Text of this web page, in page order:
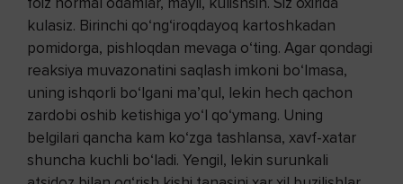
kulasiz. Birinchi qo‘ng‘iroqdayoq kartoshkadan
pomidorga, pishloqdan mevaga o‘ting. Agar qondagi
reaksiya muvazonatini saqlash imkoni bo‘lmasa,
uning ishqorli bo‘lgani ma’qul, lekin hech qachon
zardobi oshib ketishiga yo‘l qo‘ymang. Uning
belgilari qancha kam ko‘zga tashlansa, xavf-xatar
shuncha kuchli bo‘ladi. Yengil, lekin surunkali